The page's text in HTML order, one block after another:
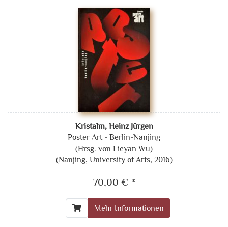
Kristahn, Heinz Jürgen
Poster Art - Berlin-Nanjing
(Hrsg. von Lieyan Wu)
(Nanjing, University of Arts, 2016)
70,00 € *
Mehr Informationen